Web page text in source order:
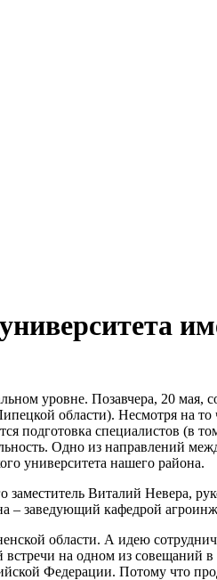
уровне. Позавчера, 20 мая,
области). Несмотря на
подготовка специалистов (в
Одно из направлений
университета нашего района.
заместитель Виталий Невера,
– заведующий кафедрой
области. А идею
на одном из совещаний
Федерации. Потому что